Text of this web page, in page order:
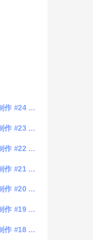
プリの設置
フォーム設置
禁止フラグ設定
箱の設置
ル表示機能
時刻の表示
イコンの名前変更